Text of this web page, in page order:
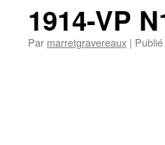
1914-VP
Par marretgravereaux |